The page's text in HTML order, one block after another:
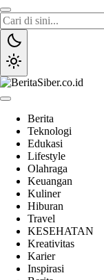
Lewati
ke
konten
Berita
Teknologi
Edukasi
Lifestyle
Olahraga
Keuangan
Kuliner
Hiburan
Travel
KESEHATAN
Kreativitas
Karier
Inspirasi